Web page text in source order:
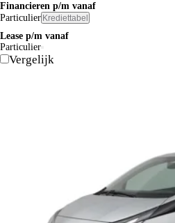
Financieren p/m vanaf
Particulier Krediettabel
Lease p/m vanaf
Particulier
Vergelijk